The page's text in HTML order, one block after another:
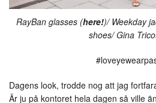
RayBan glasses (here!)/ Weekday
shoes/ Gina
Dagens look, trodde nog att jag
Är ju på kontoret hela dagen så ville